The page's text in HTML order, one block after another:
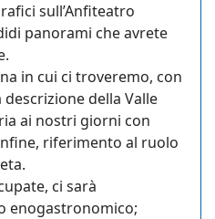
sull’Anfiteatro
panorami che avrete
in cui ci troveremo, con
della Valle
ai nostri giorni con
riferimento al ruolo
ci sarà
enogastronomico;